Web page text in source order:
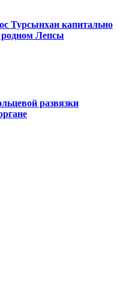
Турсынхан капитально
родном Лепсы
развязки